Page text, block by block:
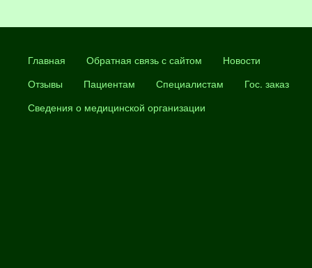
Главная Обратная связь с сайтом
Новости
Отзывы
Пациентам Специалистам
Гос. заказ
Сведения о медицинской организации